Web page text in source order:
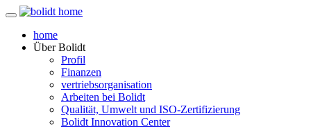
home
ÜberBolidt
Profil
Finanzen
vertriebsorganisation
Arbeiten bei Bolidt
Qualität, Umwelt und ISO-Zertifizierung
Bolidt Innovation Center